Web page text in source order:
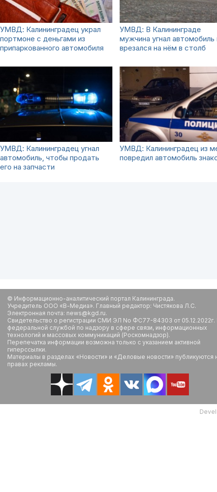
УМВД: Калининградец украл
портмоне с деньгами из
припаркованного автомобиля
УМВД: В Калининграде
мужчина угнал автомобиль
врезался на нём в столб
УМВД: Калининградец угнал
автомобиль, чтобы продать
его на запчасти
УМВД: Калининградец из
повредил автомобиль
© Информационно-аналитический портал Калининграда.
Учредитель ООО «В-Медиа». Главный редактор: Чистякова Л.С.
Электронная почта: news@kgd.ru.
Свидетельство о регистрации СМИ ЭЛ No ФС77-84303 от
федеральной службой по надзору в сфере связи, информационных
технологий и массовых коммуникаций (Роскомнадзор).
Перепечатка информации возможна только с указанием активной
гиперссылки.
Материалы в разделах «Новости» и «Деловые новости» публикуются
правах рекламы.